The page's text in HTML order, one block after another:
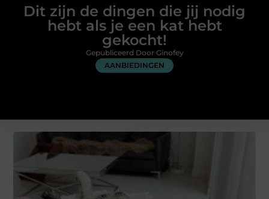
Dit zijn de dingen die jij nodig
hebt als je een kat hebt
gekocht!
AANBIEDINGEN
Gepubliceerd Door Ginofey